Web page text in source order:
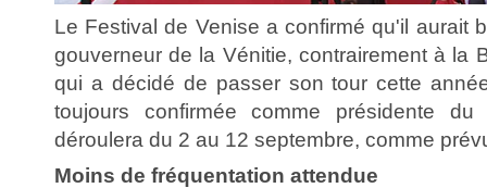
Le Festival de Venise a confirmé qu'il aurait
gouverneur de la Vénitie, contrairement à la
qui a décidé de passer son tour cette
toujours confirmée comme présidente
déroulera du 2 au 12 septembre, comme
Moins de fréquentation attendue